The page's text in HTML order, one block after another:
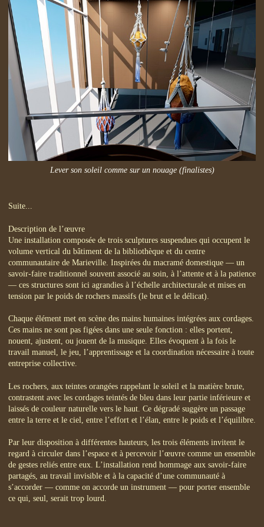
Lever son soleil comme sur un nouage (finalistes)
Suite...
Description de l’œuvre
Une installation composée de trois sculptures suspendues qui occupent le
volume vertical du bâtiment de la bibliothèque et du centre
communautaire de Marieville. Inspirées du macramé domestique — un
savoir-faire traditionnel souvent associé au soin, à l’attente et à la patience
— ces structures sont ici agrandies à l’échelle architecturale et mises en
tension par le poids de rochers massifs (le brut et le délicat).
Chaque élément met en scène des mains humaines intégrées aux cordages.
Ces mains ne sont pas figées dans une seule fonction : elles portent,
nouent, ajustent, ou jouent de la musique. Elles évoquent à la fois le
travail manuel, le jeu, l’apprentissage et la coordination nécessaire à toute
entreprise collective.
Les rochers, aux teintes orangées rappelant le soleil et la matière brute,
contrastent avec les cordages teintés de bleu dans leur partie inférieure et
laissés de couleur naturelle vers le haut. Ce dégradé suggère un passage
entre la terre et le ciel, entre l’effort et l’élan, entre le poids et l’équilibre.
Par leur disposition à différentes hauteurs, les trois éléments invitent le
regard à circuler dans l’espace et à percevoir l’œuvre comme un ensemble
de gestes reliés entre eux. L’installation rend hommage aux savoir-faire
partagés, au travail invisible et à la capacité d’une communauté à
s’accorder — comme on accorde un instrument — pour porter ensemble
ce qui, seul, serait trop lourd.